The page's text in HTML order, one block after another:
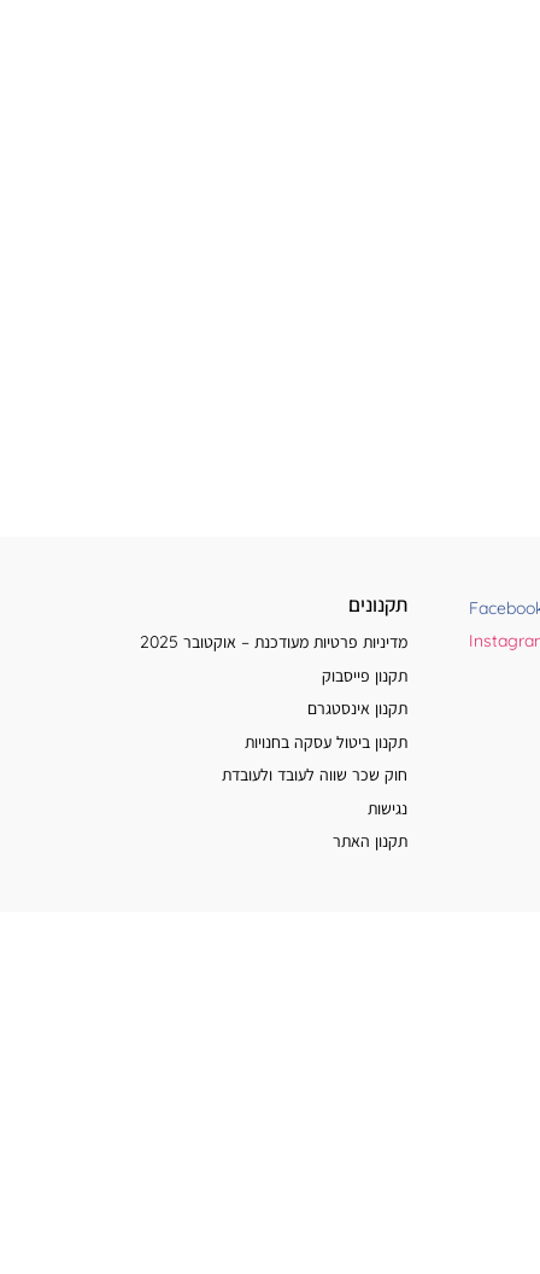
תקנונים
מדיניות פרטיות מעודכנת – אוקטובר 2025
תקנון פייסבוק
תקנון אינסטגרם
תקנון ביטול עסקה בחנויות
חוק שכר שווה לעובד ולעובדת
נגישות
תקנון האתר